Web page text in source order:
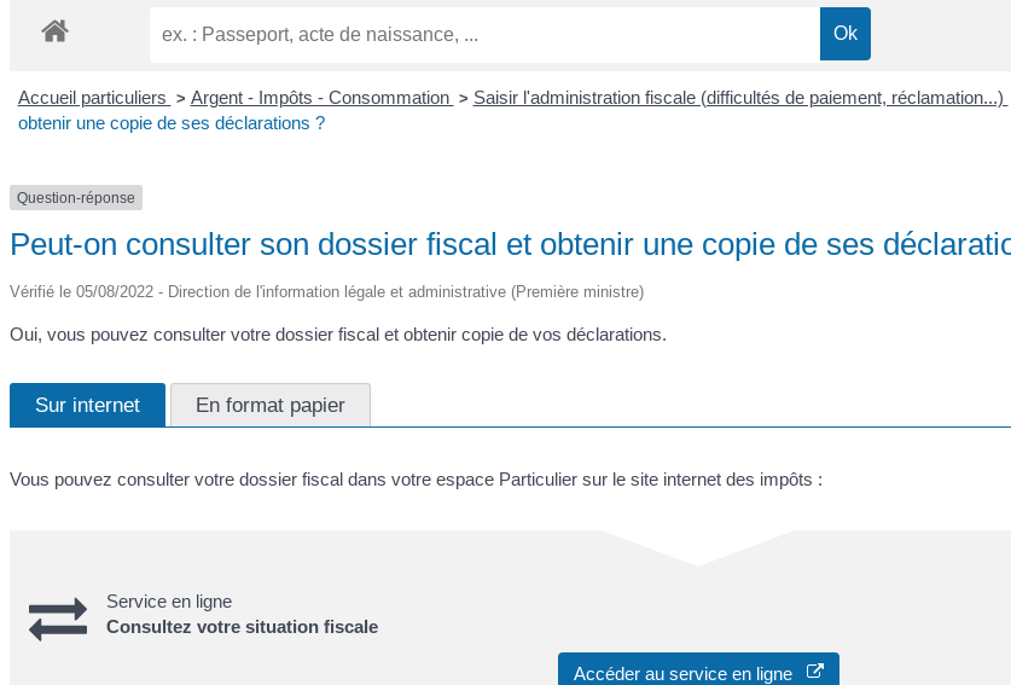
Accueil particuliers > Argent - Impôts - Consommation > Saisir l'administration fiscale (difficultés de paiement, réclamation...)
obtenir une copie de ses déclarations ?
Question-réponse
Peut-on consulter son dossier fiscal et obtenir une copie de ses
Vérifié le 05/08/2022 - Direction de l'information légale et administrative (Première ministre)
Oui, vous pouvez consulter votre dossier fiscal et obtenir copie de vos déclarations.
Sur internet En format papier
Vous pouvez consulter votre dossier fiscal dans votre espace Particulier sur le site internet des impôts :
Service en ligne
Consultez votre situation fiscale
Accéder au service en ligne